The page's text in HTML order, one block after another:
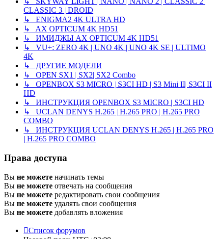
CLASSIC 3 | DROID
↳ ENIGMA2 4K ULTRA HD
↳ AX OPTICUM 4K HD51
↳ ИМИДЖЫ AX OPTICUM 4K HD51
↳ VU+: ZERO 4K | UNO 4K | UNO 4K SE | ULTIMO
4K
↳ ДРУГИЕ МОДЕЛИ
↳ OPEN SX1 | SX2| SX2 Combo
↳ OPENBOX S3 MICRO | S3CI HD | S3 Mini II| S3CI II
HD
↳ ИНСТРУКЦИЯ OPENBOX S3 MICRO | S3CI HD
↳ UCLAN DENYS H.265 | H.265 PRO | H.265 PRO
COMBO
↳ ИНСТРУКЦИЯ UCLAN DENYS H.265 | H.265 PRO
| H.265 PRO COMBO
Права доступа
Вы не можете начинать темы
Вы не можете отвечать на сообщения
Вы не можете редактировать свои сообщения
Вы не можете удалять свои сообщения
Вы не можете добавлять вложения
Список форумов